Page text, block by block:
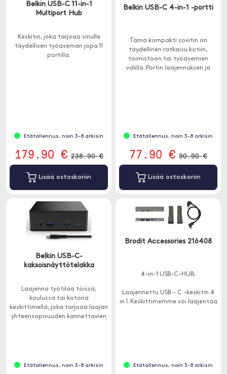
Belkin USB-C 11-in-1
Multiport Hub
Keskitin, joka tarjoaa sinulle
täydellisen työaseman jopa 11
portilla.
Etätallennus, noin 3-8 arkisin
179.90 € 238.90 €
Lisää ostoskoriin
Belkin USB-C 4-in-1 -portti
Tämä kompakti sovitin on
täydellinen ratkaisu kotiin,
toimistoon tai työasemien
välillä. Portin laajennuksen ja
Etätallennus, noin 3-8 arkisin
77.90 € 90.90 €
Lisää ostoskoriin
Belkin USB-C-
kaksoisnäyttötelakka
Laajenna työtilaa töissä,
koulussa tai kotona
keskittimellä, joka tarjoaa laajan
yhteensopivuuden kannettavien
Etätallennus, noin 3-8 arkisin
Brodit Accessories 216408
4-in-1 USB-C-HUB.
Laajennettu USB - C -keskitin 4
in 1. Keskittimemme voi laajentaa
Etätallennus, noin 3-8 arkisin